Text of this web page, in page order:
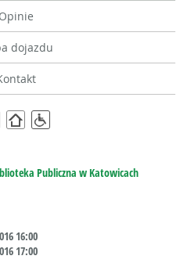
Opinie
dojazdu
Publiczna w Katowicach
16:00
17:00